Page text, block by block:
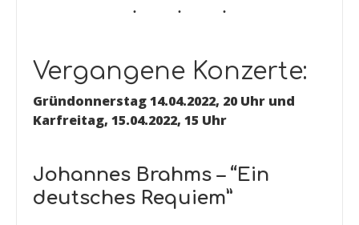
Vergangene Konzerte:
Gründonnerstag 14.04.2022, 20 Uhr und
Karfreitag, 15.04.2022, 15 Uhr
Johannes Brahms – “Ein
deutsches Requiem”